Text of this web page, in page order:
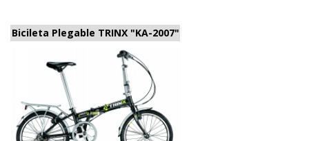
Bicileta Plegable TRINX "KA-2007"